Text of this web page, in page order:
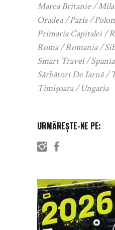
Marea Britanie
Oradea
Paris
Primaria Capitalei
Roma
Romania
Smart Travel
Spania
Sărbători De Iarnă
Timișoara
Ungaria
URMĂREȘTE-NE PE: